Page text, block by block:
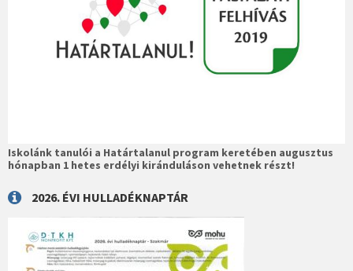
Iskolánk tanulói a Határtalanul program keretében augusztus
hónapban 1 hetes erdélyi kiránduláson vehetnek részt!
2026. ÉVI HULLADÉKNAPTÁR